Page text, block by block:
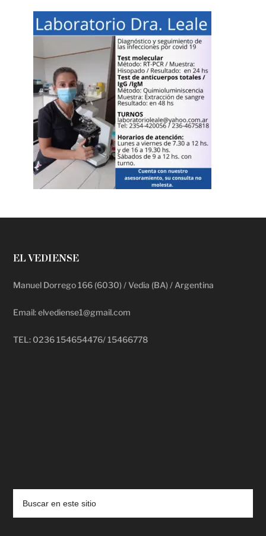
EL VEDIENSE
Manuel Dorrego 166 (6030) / Vedia (BA) / Argentina
Email: elvediense1@gmail.com
TEL: 0236 154654476/ 15466778